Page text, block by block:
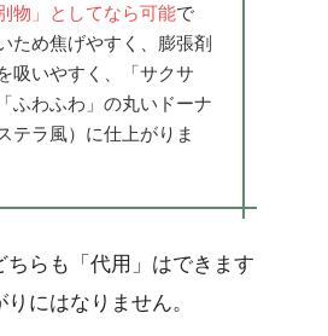
物」としてなら可能で
ため焦げやすく、膨張剤
吸いやすく、「サクサ
ふわふわ」の丸いドーナ
テラ風）に仕上がりま
らも「代用」はできます
にはなりません。